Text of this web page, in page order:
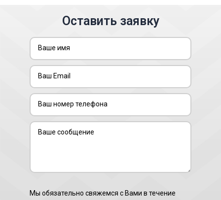
Оставить заявку
Мы обязательно свяжемся с Вами в течение